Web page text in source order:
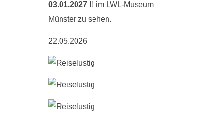
03.01.2027 !! im LWL-Museum
Münster zu sehen.
22.05.2026